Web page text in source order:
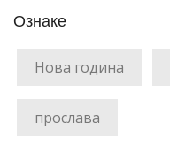
Ознаке
Нова година
прослава